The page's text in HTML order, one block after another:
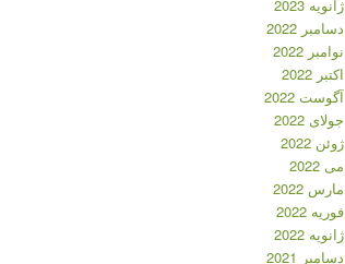
ژانویه 2023
دسامبر 2022
نوامبر 2022
اکتبر 2022
آگوست 2022
جولای 2022
ژوئن 2022
می 2022
مارس 2022
فوریه 2022
ژانویه 2022
دسامبر 2021